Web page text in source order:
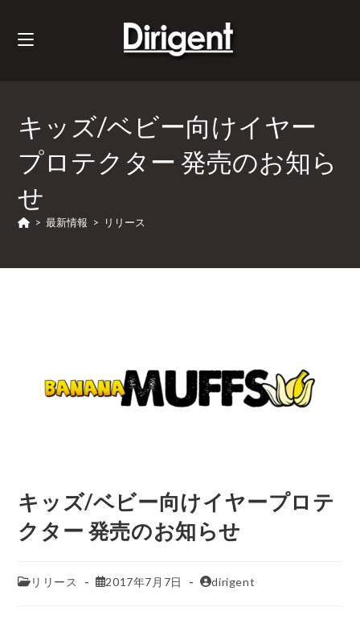
キッズ/ベビー向けイヤー
プロテクター 発売のお知ら
せ
> 最新情報 > リリース
キッズ/ベビー向けイヤープロテ
クター 発売のお知らせ
リリース 2017年7月7日 dirigent